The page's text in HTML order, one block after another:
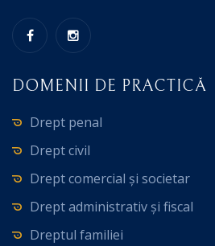
DOMENII DE PRACTICĂ
Drept penal
Drept civil
Drept comercial și societar
Drept administrativ și fiscal
Dreptul familiei